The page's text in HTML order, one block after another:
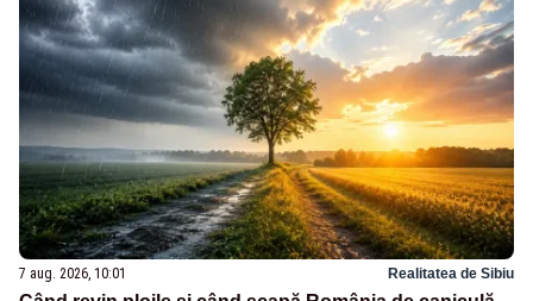
7 aug. 2026, 10:01 Realitatea de Sibiu